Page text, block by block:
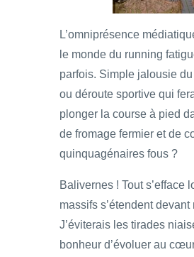
L’omniprésence
le monde du running
parfois. Simple jalousie
ou déroute sportive qui
plonger la course à pied
de fromage fermier et de
quinquagénaires fous ?
Balivernes ! Tout s’efface
massifs s’étendent devant
J’éviterais les tirades
bonheur d’évoluer au